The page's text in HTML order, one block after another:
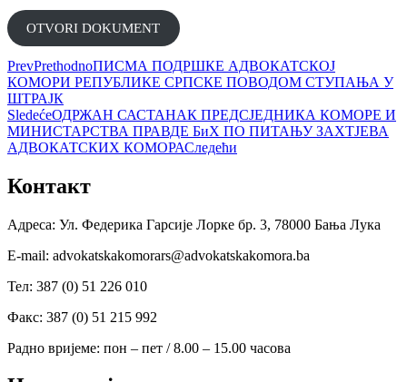
ОTVORI DOKUMENT
PrevPrethodnoПИСМА ПОДРШКЕ АДВОКАТСКОЈ
КОМОРИ РЕПУБЛИКЕ СРПСКЕ ПОВОДОМ СТУПАЊА У
ШТРАЈК
SledećeОДРЖАН САСТАНАК ПРЕДСЈЕДНИКА КОМОРЕ И
МИНИСТАРСТВА ПРАВДЕ БиХ ПО ПИТАЊУ ЗАХТЈЕВА
АДВОКАТСКИХ КОМОРАСледећи
Контакт
Адреса: Ул. Федерика Гарсије Лорке бр. 3, 78000 Бања Лука
Е-mail: advokatskakomorars@advokatskakomora.ba
Тел: 387 (0) 51 226 010
Факс: 387 (0) 51 215 992
Радно вријеме: пон – пет / 8.00 – 15.00 часова